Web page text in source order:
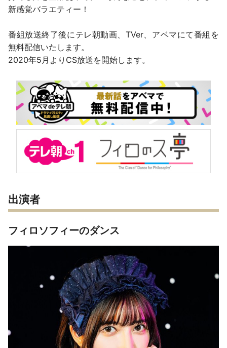
新感覚バラエティー！
番組放送終了後にテレ朝動画、TVer、アベマにて番組を
無料配信いたします。
2020年5月よりCS放送を開始します。
出演者
フィロソフィーのダンス